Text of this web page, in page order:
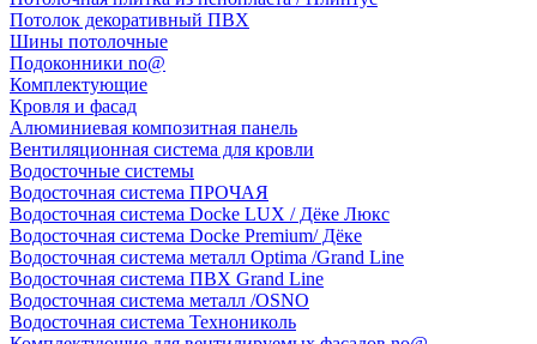
Потолок декоративный ПВХ
Шины потолочные
Подоконники no@
Комплектующие
Кровля и фасад
Алюминиевая композитная панель
Вентиляционная система для кровли
Водосточные системы
Водосточная система ПРОЧАЯ
Водосточная система Docke LUX / Дёке Люкс
Водосточная система Docke Premium/ Дёке
Водосточная система металл Optima /Grand Line
Водосточная система ПВХ Grand Line
Водосточная система металл /OSNO
Водосточная система Технониколь